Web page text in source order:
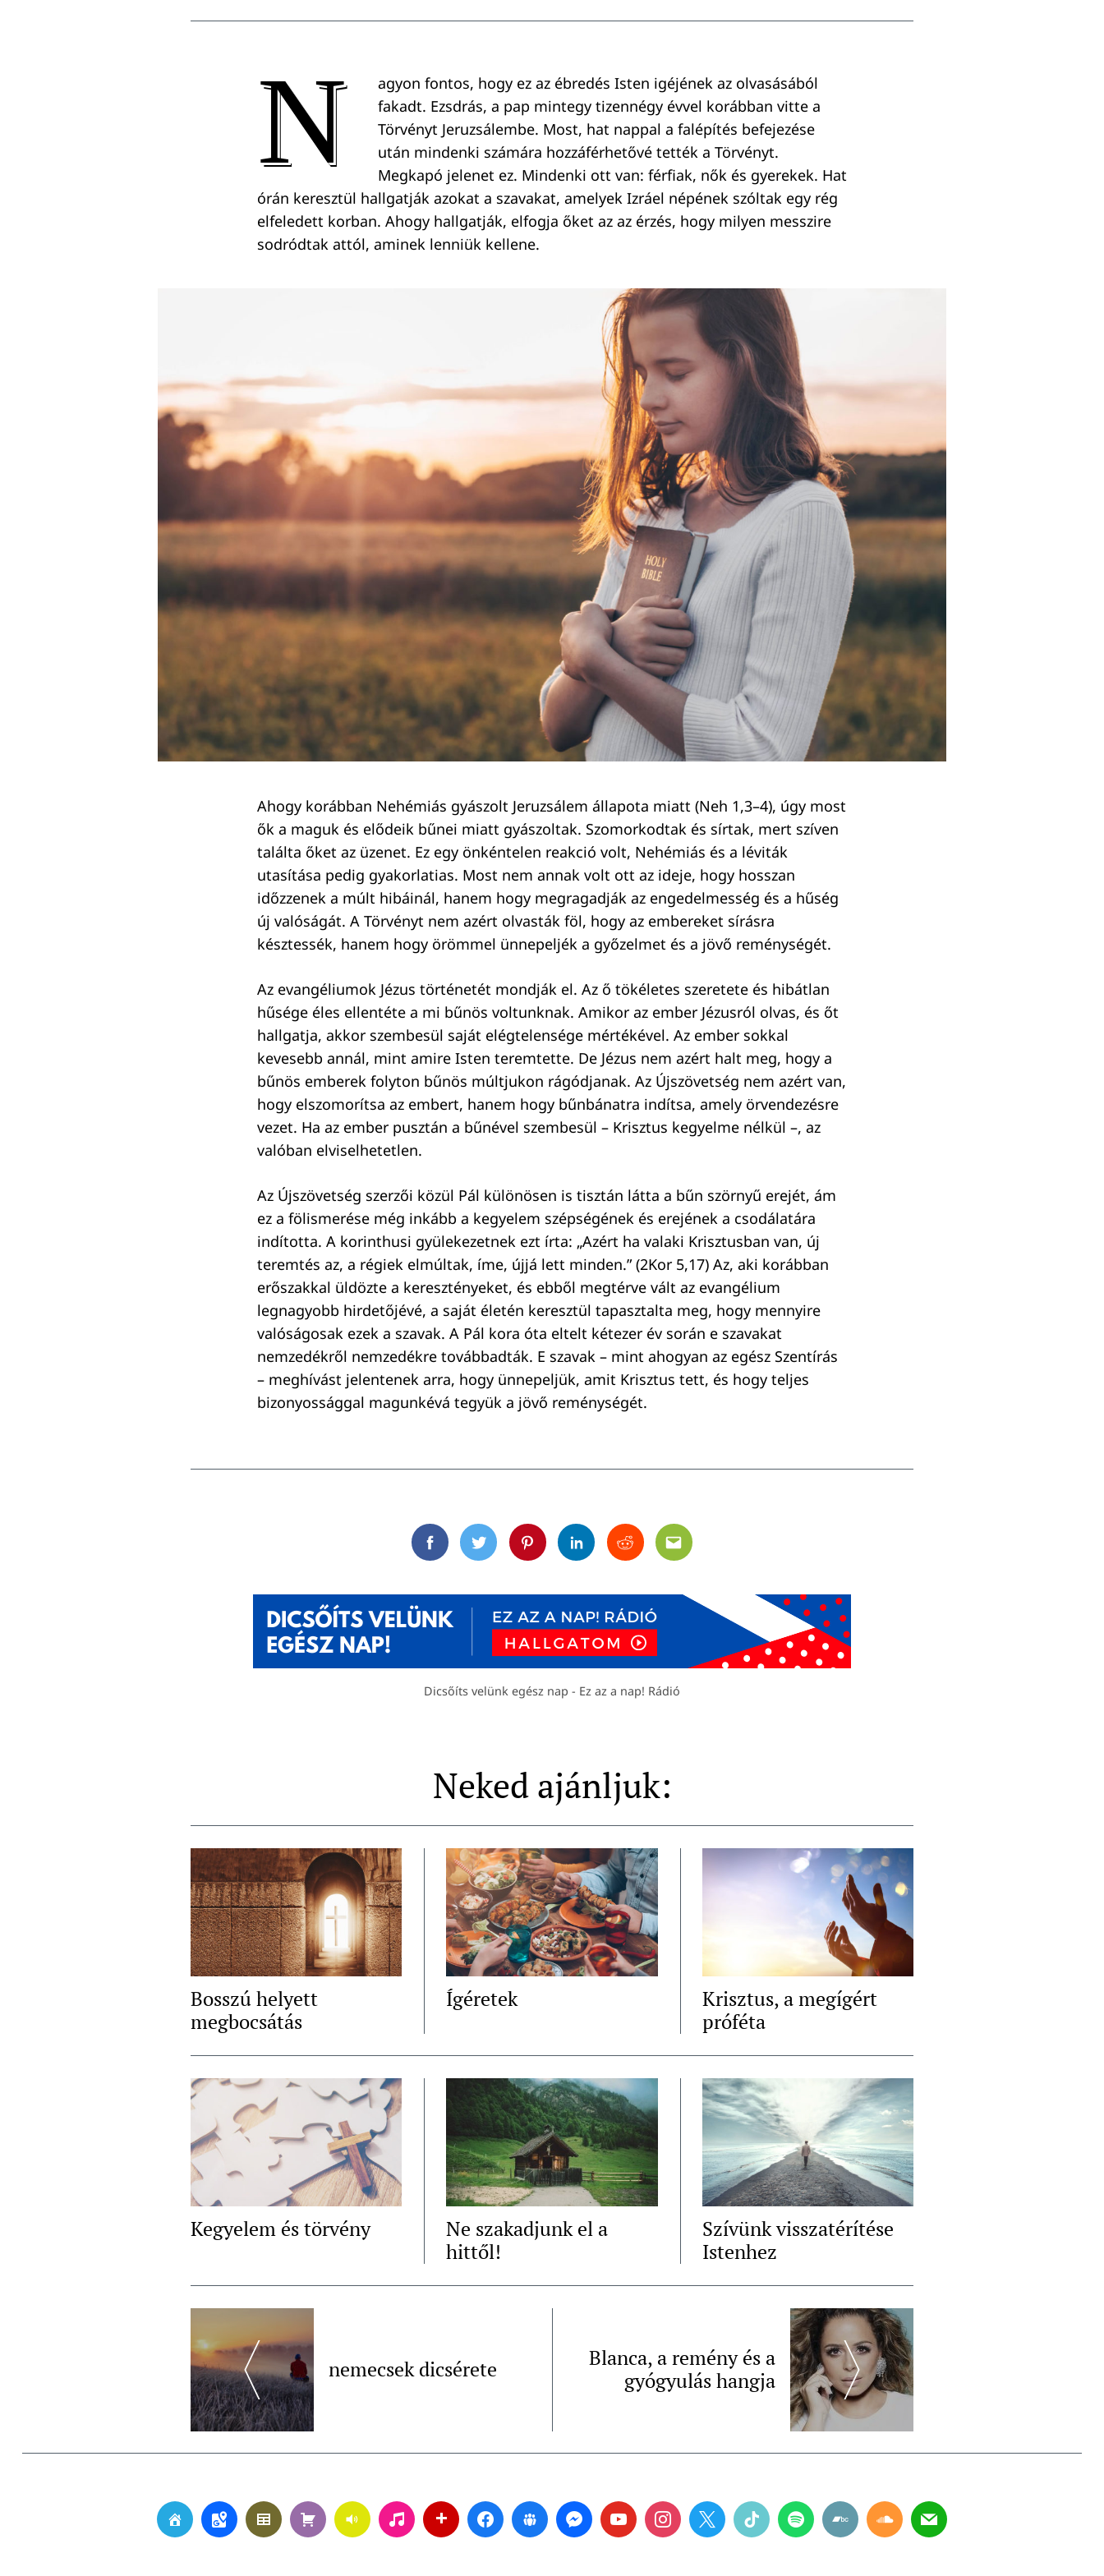
N
agyon fontos, hogy ez az ébredés Isten igéjének az olvasásából
fakadt. Ezsdrás, a pap mintegy tizennégy évvel korábban vitte a
Törvényt Jeruzsálembe. Most, hat nappal a falépítés befejezése
után mindenki számára hozzáférhetővé tették a Törvényt.
Megkapó jelenet ez. Mindenki ott van: férfiak, nők és gyerekek. Hat
órán keresztül hallgatják azokat a szavakat, amelyek Izráel népének szóltak egy rég
elfeledett korban. Ahogy hallgatják, elfogja őket az az érzés, hogy milyen messzire
sodródtak attól, aminek lenniük kellene.
Ahogy korábban Nehémiás gyászolt Jeruzsálem állapota miatt (Neh 1,3–4), úgy most
ők a maguk és elődeik bűnei miatt gyászoltak. Szomorkodtak és sírtak, mert szíven
találta őket az üzenet. Ez egy önkéntelen reakció volt, Nehémiás és a léviták
utasítása pedig gyakorlatias. Most nem annak volt ott az ideje, hogy hosszan
időzzenek a múlt hibáinál, hanem hogy megragadják az engedelmesség és a hűség
új valóságát. A Törvényt nem azért olvasták föl, hogy az embereket sírásra
késztessék, hanem hogy örömmel ünnepeljék a győzelmet és a jövő reménységét.
Az evangéliumok Jézus történetét mondják el. Az ő tökéletes szeretete és hibátlan
hűsége éles ellentéte a mi bűnös voltunknak. Amikor az ember Jézusról olvas, és őt
hallgatja, akkor szembesül saját elégtelensége mértékével. Az ember sokkal
kevesebb annál, mint amire Isten teremtette. De Jézus nem azért halt meg, hogy a
bűnös emberek folyton bűnös múltjukon rágódjanak. Az Újszövetség nem azért van,
hogy elszomorítsa az embert, hanem hogy bűnbánatra indítsa, amely örvendezésre
vezet. Ha az ember pusztán a bűnével szembesül – Krisztus kegyelme nélkül –, az
valóban elviselhetetlen.
Az Újszövetség szerzői közül Pál különösen is tisztán látta a bűn szörnyű erejét, ám
ez a fölismerése még inkább a kegyelem szépségének és erejének a csodálatára
indította. A korinthusi gyülekezetnek ezt írta: „Azért ha valaki Krisztusban van, új
teremtés az, a régiek elmúltak, íme, újjá lett minden.” (2Kor 5,17) Az, aki korábban
erőszakkal üldözte a keresztényeket, és ebből megtérve vált az evangélium
legnagyobb hirdetőjévé, a saját életén keresztül tapasztalta meg, hogy mennyire
valóságosak ezek a szavak. A Pál kora óta eltelt kétezer év során e szavakat
nemzedékről nemzedékre továbbadták. E szavak – mint ahogyan az egész Szentírás
– meghívást jelentenek arra, hogy ünnepeljük, amit Krisztus tett, és hogy teljes
bizonyossággal magunkévá tegyük a jövő reménységét.
FacebookTwitterPinterestLinkedinRedditEmail
Dicsőíts velünk egész nap - Ez az a nap! Rádió
Neked ajánljuk:
Bosszú helyett
megbocsátás
Ígéretek
Krisztus, a megígért
próféta
Kegyelem és törvény
Ne szakadjunk el a
hittől!
Szívünk visszatérítése
Istenhez
Post
Navigation
nemecsek dicsérete
Blanca, a remény és a
gyógyulás hangja